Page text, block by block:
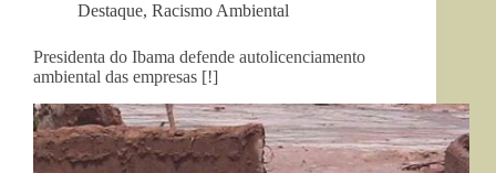
Destaque, Racismo Ambiental
Presidenta do Ibama defende autolicenciamento
ambiental das empresas [!]